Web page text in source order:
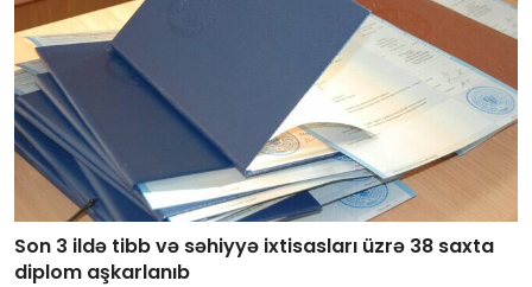
Son 3 ildə tibb və səhiyyə ixtisasları üzrə 38 saxta
diplom aşkarlanıb